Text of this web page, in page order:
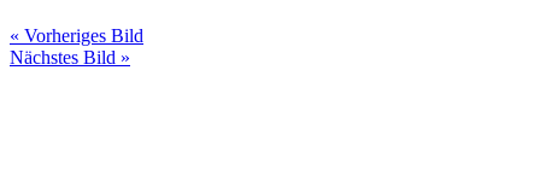
« Vorheriges Bild
Nächstes Bild »